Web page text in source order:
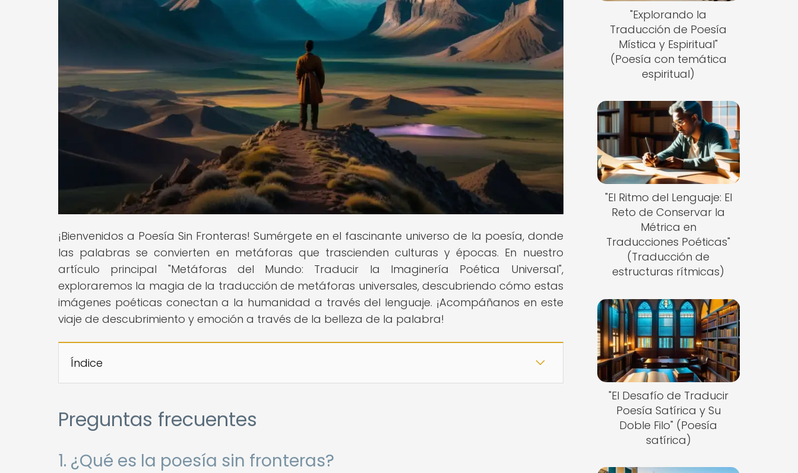
¡Bienvenidos a Poesía Sin Fronteras! Sumérgete en el fascinante universo de la poesía, donde
las palabras se convierten en metáforas que trascienden culturas y épocas. En nuestro
artículo principal "Metáforas del Mundo: Traducir la Imaginería Poética Universal",
exploraremos la magia de la traducción de metáforas universales, descubriendo cómo estas
imágenes poéticas conectan a la humanidad a través del lenguaje. ¡Acompáñanos en este
viaje de descubrimiento y emoción a través de la belleza de la palabra!
Índice
Preguntas frecuentes
1. ¿Qué es la poesía sin fronteras?
"Explorando la
Traducción de Poesía
Mística y Espiritual"
(Poesía con temática
espiritual)
"El Ritmo del Lenguaje: El
Reto de Conservar la
Métrica en
Traducciones Poéticas"
(Traducción de
estructuras rítmicas)
"El Desafío de Traducir
Poesía Satírica y Su
Doble Filo" (Poesía
satírica)